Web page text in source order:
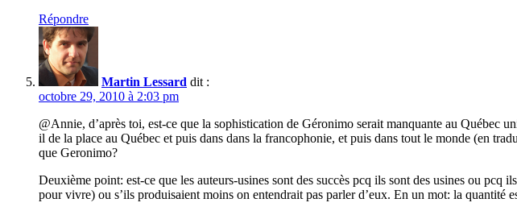
Répondre
Martin Lessard dit :
octobre 29, 2010 à 2:03 pm
@Annie, d’après toi, est-ce que la sophistication de Géronimo serait manquante au Québec
il de la place au Québec et puis dans dans la francophonie, et puis dans tout le monde (en
que Geronimo?
Deuxième point: est-ce que les auteurs-usines sont des succès pcq ils sont des usines ou
pour vivre) ou s’ils produisaient moins on entendrait pas parler d’eux. En un mot: la quantité